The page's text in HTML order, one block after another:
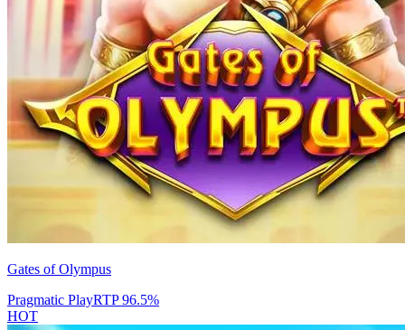
Gates of Olympus
Pragmatic PlayRTP96.5%
HOT